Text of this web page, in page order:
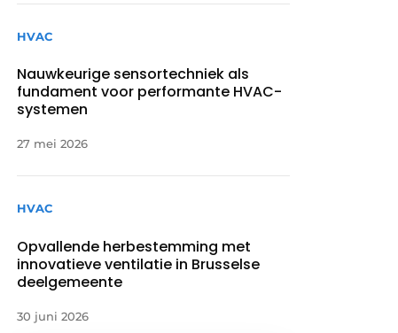
HVAC
Nauwkeurige sensortechniek als
fundament voor performante HVAC-
systemen
27 mei 2026
HVAC
Opvallende herbestemming met
innovatieve ventilatie in Brusselse
deelgemeente
30 juni 2026